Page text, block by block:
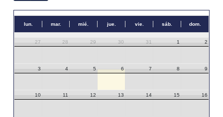
lun. mar. mié. jue. vie. sáb. dom.
27 28 29 30 31 1 2
3 4 5 6 7 8 9
10 11 12 13 14 15 16